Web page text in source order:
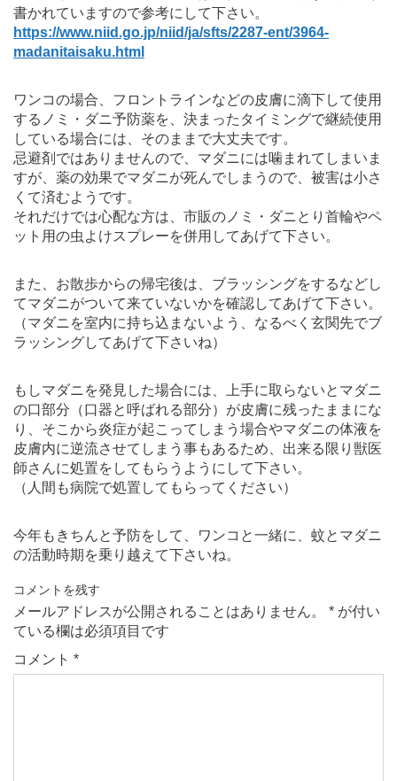
書かれていますので参考にして下さい。
https://www.niid.go.jp/niid/ja/sfts/2287-ent/3964-
madanitaisaku.html
ワンコの場合、フロントラインなどの皮膚に滴下して使用
するノミ・ダニ予防薬を、決まったタイミングで継続使用
している場合には、そのままで大丈夫です。
忌避剤ではありませんので、マダニには噛まれてしまいま
すが、薬の効果でマダニが死んでしまうので、被害は小さ
くて済むようです。
それだけでは心配な方は、市販のノミ・ダニとり首輪やペ
ット用の虫よけスプレーを併用してあげて下さい。
また、お散歩からの帰宅後は、ブラッシングをするなどし
てマダニがついて来ていないかを確認してあげて下さい。
（マダニを室内に持ち込まないよう、なるべく玄関先でブ
ラッシングしてあげて下さいね）
もしマダニを発見した場合には、上手に取らないとマダニ
の口部分（口器と呼ばれる部分）が皮膚に残ったままにな
り、そこから炎症が起こってしまう場合やマダニの体液を
皮膚内に逆流させてしまう事もあるため、出来る限り獣医
師さんに処置をしてもらうようにして下さい。
（人間も病院で処置してもらってください）
今年もきちんと予防をして、ワンコと一緒に、蚊とマダニ
の活動時期を乗り越えて下さいね。
コメントを残す
メールアドレスが公開されることはありません。 * が付い
ている欄は必須項目です
コメント *